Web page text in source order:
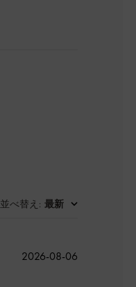
並べ替え : 最新
公
2026-08-06